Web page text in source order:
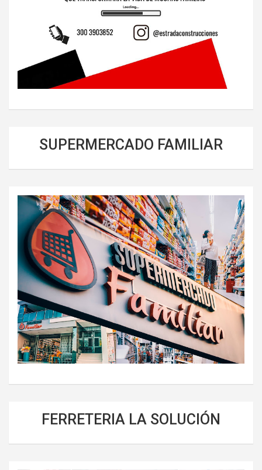
SUPERMERCADO FAMILIAR
FERRETERIA LA SOLUCIÓN